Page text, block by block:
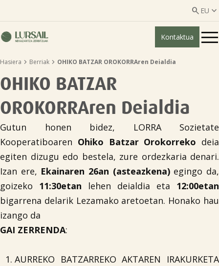
 EU 
ES
Nor gara?
Abeltzaintza zerbitzua
Nekazaritza zerbitzuak
Erakunde elkartuak
Berriak
Kontaktua
Hasiera  Berriak  OHIKO BATZAR OROKORRAren Deialdia
OHIKO BATZAR
OROKORRAren Deialdia
Gutun honen bidez, LORRA Sozietate
Kooperatiboaren Ohiko Batzar Orokorreko deia
egiten dizugu edo bestela, zure ordezkaria denari.
Izan ere, Ekainaren 26an (asteazkena)egingo da,
goizeko 11:30etan lehen deialdia eta 12:00etan
bigarrena delarik Lezamako aretoetan. Honako hau
izango da
GAI ZERRENDA:
AURREKO BATZARREKO AKTAREN IRAKURKETA